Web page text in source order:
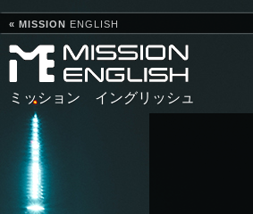
« MISSION ENGLISH
ミッション イングリッシュ